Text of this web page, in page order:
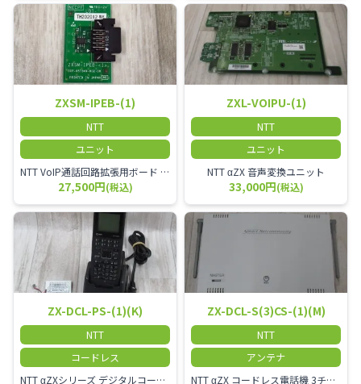
ZXSM-IPEB-(1)
NTT
ユニット
NTT VoIP通話回路拡張用ボード ZXSM－IP内線ボード－「1」
27,500円(税込)
ZXL-VOIPU-(1)
NTT
ユニット
NTT αZX 音声変換ユニット
33,000円(税込)
ZX-DCL-PS-(1)(K)
NTT
コードレス
NTT αZXシリーズ デジタルコードレス電話機（黒） 倉庫や工場など、オフィスから離れて仕事をする方に適しています。 コードレス単体では使用できないので、別途、専用の主装置及びアンテナが必要です。
ZX-DCL-S(3)CS-(1)(M)
NTT
アンテナ
NTT αZX コードレス電話機 3チャンネル用 接続装置 マスター デジタルコードレス（ZX-DCL-PS等）の専用管理用アンテナです。